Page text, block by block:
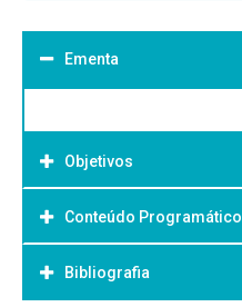
Ementa
Objetivos
Objetivo Geral:
Conteúdo Programático
Bibliografia